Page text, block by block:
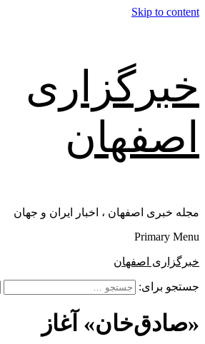
Skip to content
خبرگزاری
اصفهان
مجله خبری اصفهان ، اخبار ایران و جهان
Primary Menu
خبرگزاری اصفهان
جستجو برای:
«صادق‌خان» آغاز